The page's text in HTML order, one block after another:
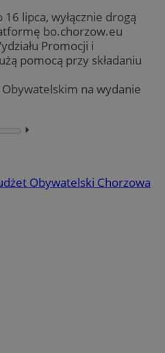
lipca, wyłącznie drogą
bo.chorzow.eu
Promocji i
pomocą przy składaniu
na wydanie
⏵︎
Obywatelski Chorzowa